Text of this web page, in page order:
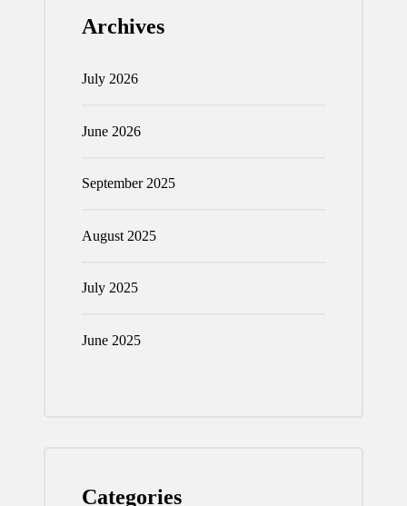
Archives
July 2026
June 2026
September 2025
August 2025
July 2025
June 2025
Categories